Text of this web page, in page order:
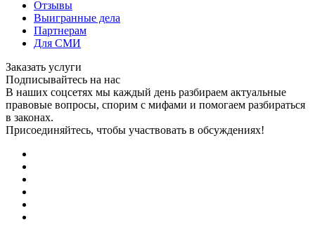
Отзывы
Выигранные дела
Партнерам
Для СМИ
Заказать услуги
Подписывайтесь на нас
В наших соцсетях мы каждый день разбираем актуальные
правовые вопросы, спорим с мифами и помогаем разбираться
в законах.
Присоединяйтесь, чтобы участвовать в обсуждениях!